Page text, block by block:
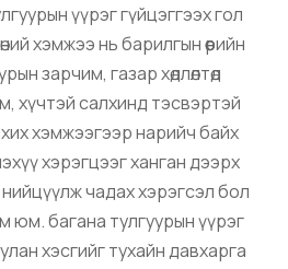
үүрэг гүйцэггээх гол
хэмжээ нь барилгын өөрийн
зарчим, газар хөдлөлтөд
хүчтэй салхинд тэсвэртэй
хэмжээгээр нарийч байх
хэрэгцээг ханган дээрх
чадах хэрэгсэл бол
юм. багана тулгуурынүүрэг
хэсгийг тухайн давхарга